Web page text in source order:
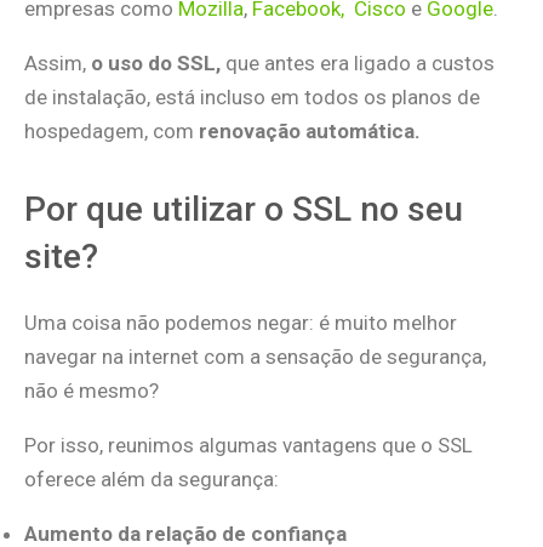
empresas como Mozilla, Facebook, Cisco e Google
Assim, o uso do SSL, que antes era ligado a custos
de instalação, está incluso em todos os planos de
hospedagem, com renovação automática.
Por que utilizar o SSL no seu
site?
Uma coisa não podemos negar: é muito melhor
navegar na internet com a sensação de segurança,
não é mesmo?
Por isso, reunimos algumas vantagens que o SSL
oferece além da segurança:
Aumento da relação de confiança